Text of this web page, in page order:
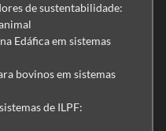
de sustentabilidade:
Edáfica em sistemas
bovinos em sistemas
de ILPF: